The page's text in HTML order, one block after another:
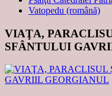
Vatopedu (română)
VIAŢA,
SFÂNTULUI